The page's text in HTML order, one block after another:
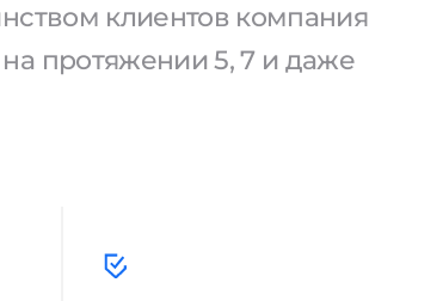
клиентов компания
протяжении 5, 7 и даже